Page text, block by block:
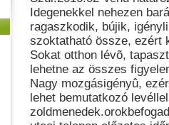
Idegenekkel nehezen
ragaszkodik, bújik,
szoktatható össze, ezért
Sokat otthon lévõ,
lehetne az összes
Nagy mozgásigényû,
lehet bemutatkozó